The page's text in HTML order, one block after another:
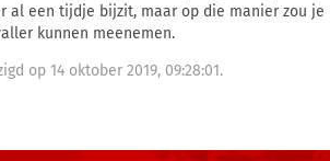
al een tijdje bijzit, maar op die manier zou je
kunnen meenemen.
op 14 oktober 2019, 09:28:01.